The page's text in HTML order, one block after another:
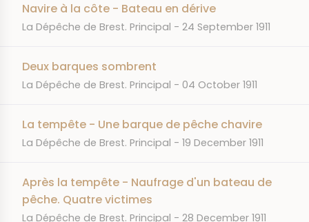
Navire à la côte - Bateau en dérive
JOURNAL
La Dépêche de Brest. Principal DATE
24 September 1911
Deux barques sombrent
JOURNAL
La Dépêche de Brest. Principal DATE
04 October 1911
La tempête - Une barque de pêche chavire
JOURNAL
La Dépêche de Brest. Principal DATE
19 December 1911
Après la tempête - Naufrage d'un bateau de
pêche. Quatre victimes
JOURNAL
La Dépêche de Brest. Principal DATE
28 December 1911